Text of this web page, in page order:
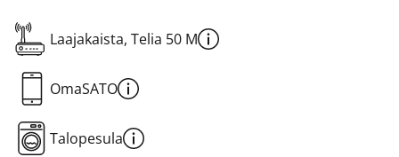
Laajakaista, Telia 50 M
OmaSATO
Talopesula